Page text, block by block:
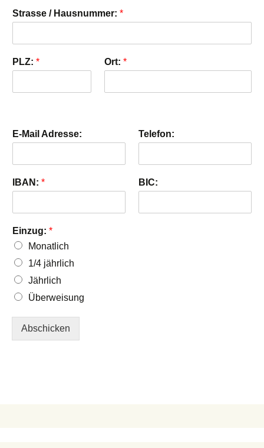
Strasse / Hausnummer: *
PLZ: * Ort: *
E-Mail Adresse: Telefon:
IBAN: * BIC:
Einzug: *
Monatlich
1/4 jährlich
Jährlich
Überweisung
Abschicken